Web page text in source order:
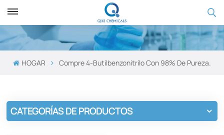
HOGAR Compre 4-Butilbenzonitrilo Con 98% De Pureza.
CATEGORÍAS DE PRODUCTOS